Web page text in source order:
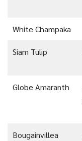
White Champaka
Siam Tulip
Globe Amaranth
Bougainvillea